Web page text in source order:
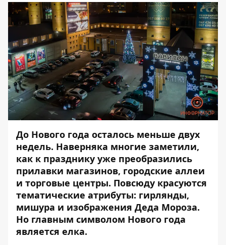
До Нового года осталось меньше двух
недель. Наверняка многие заметили,
как к празднику уже преобразились
прилавки магазинов, городские аллеи
и торговые центры. Повсюду красуются
тематические атрибуты: гирлянды,
мишура и изображения Деда Мороза.
Но главным символом Нового года
является елка.